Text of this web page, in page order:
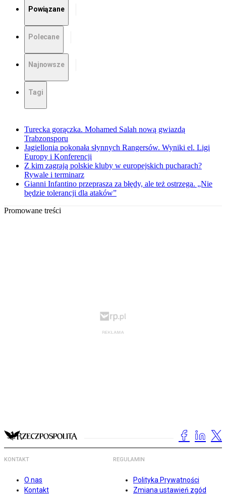
Powiązane
Polecane
Najnowsze
Tagi
Turecka gorączka. Mohamed Salah nową gwiazdą
Trabzonsporu
Jagiellonia pokonała słynnych Rangersów. Wyniki el. Ligi
Europy i Konferencji
Z kim zagrają polskie kluby w europejskich pucharach?
Rywale i terminarz
Gianni Infantino przeprasza za błędy, ale też ostrzega. „Nie
będzie tolerancji dla ataków”
Promowane treści
KONTAKT
O nas
Kontakt
REGULAMIN
Polityka Prywatności
Zmiana ustawień zgód